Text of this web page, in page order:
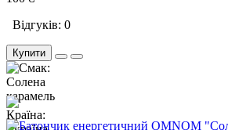
Відгуків: 0
Купити